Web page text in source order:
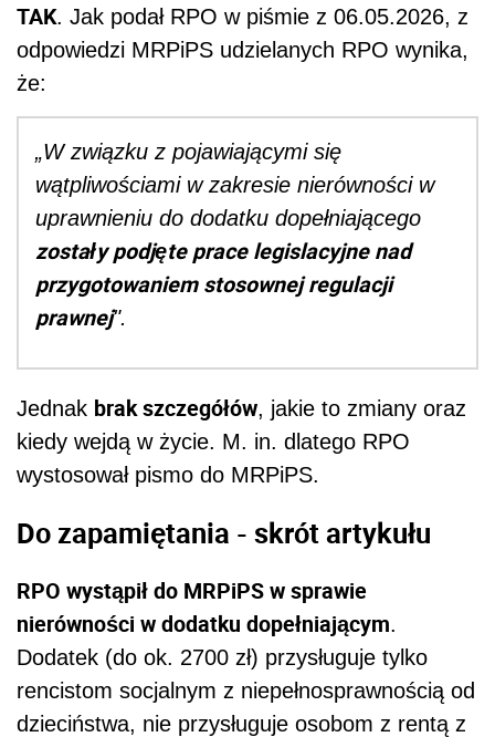
TAK. Jak podał RPO w piśmie z 06.05.2026, z
odpowiedzi MRPiPS udzielanych RPO wynika,
że:
„W związku z pojawiającymi się
wątpliwościami w zakresie nierówności w
uprawnieniu do dodatku dopełniającego
zostały podjęte prace legislacyjne nad
przygotowaniem stosownej regulacji
prawnej".
Jednak brak szczegółów, jakie to zmiany oraz
kiedy wejdą w życie. M. in. dlatego RPO
wystosował pismo do MRPiPS.
Do zapamiętania - skrót artykułu
RPO wystąpił do MRPiPS w sprawie
nierówności w dodatku dopełniającym.
Dodatek (do ok. 2700 zł) przysługuje tylko
rencistom socjalnym z niepełnosprawnością od
dzieciństwa, nie przysługuje osobom z rentą z